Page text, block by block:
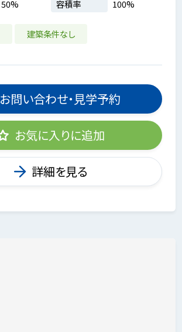
50% 容積率 100%
建築条件なし
お問い合わせ・見学予約
お気に入りに追加
詳細を見る